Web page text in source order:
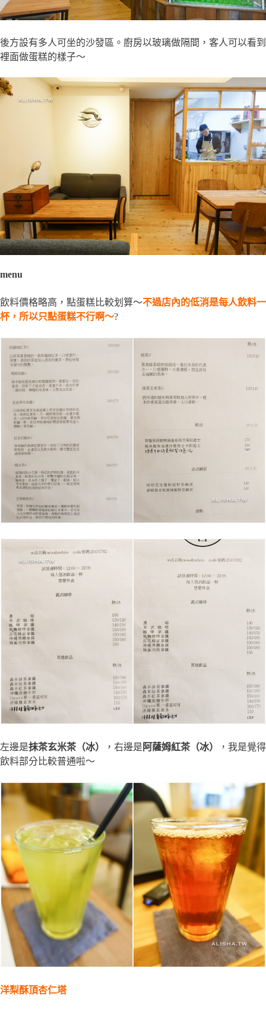
後方設有多人可坐的沙發區。廚房以玻璃做隔間，客人可以看到
裡面做蛋糕的樣子～
menu
飲料價格略高，點蛋糕比較划算～不過店內的低消是每人飲料一
杯，所以只點蛋糕不行啊～?
左邊是抹茶玄米茶（冰） ，右邊是 阿薩姆紅茶（冰）
，我是覺得
飲料部分比較普通啦～
洋梨酥頂杏仁塔